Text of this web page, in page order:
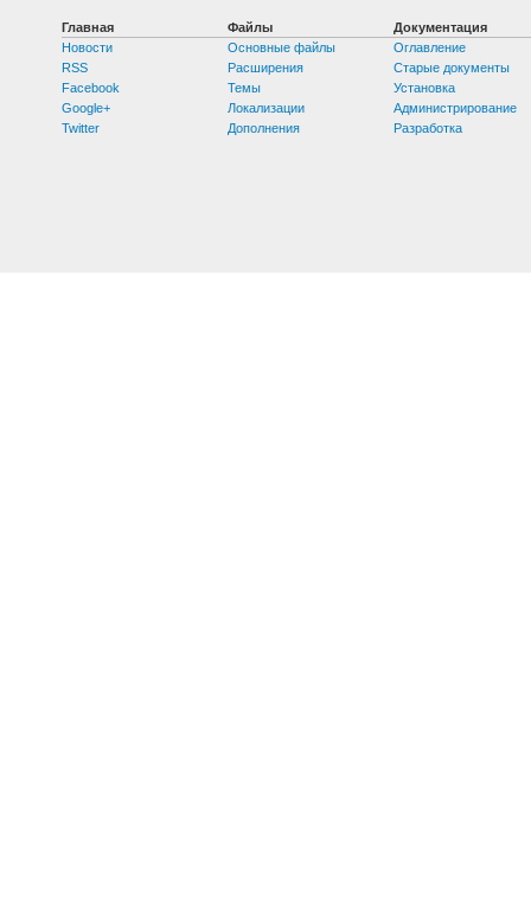
Главная
Новости
RSS
Facebook
Google+
Twitter
Файлы
Основные файлы
Расширения
Темы
Локализации
Дополнения
Документация
Оглавление
Старые документы
Установка
Администрирование
Разработка